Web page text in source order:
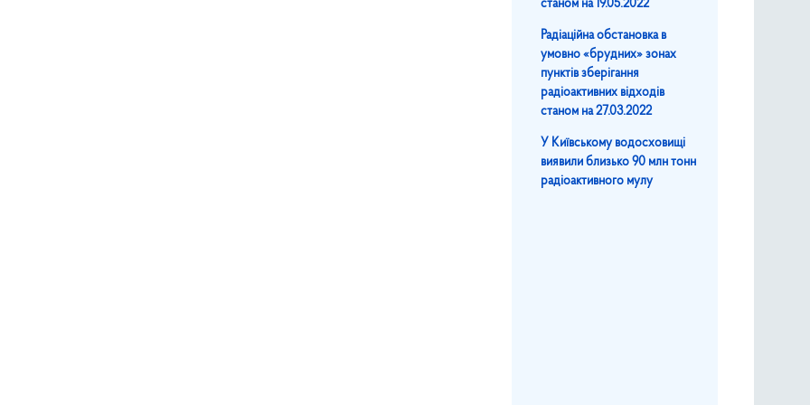
«брудних» зонах пунктів зберігання радіоактивних відходів станом на 17.04.2022
обстановка в умовно «брудних» зонах пунктів зберігання радіоактивних відходів станом на 15.04.2022
станом на 19.05.2022
Радіаційна обстановка в
умовно «брудних» зонах
пунктів зберігання
радіоактивних відходів
станом на 27.03.2022
У Київському водосховищі
виявили близько 90 млн тонн
радіоактивного мулу